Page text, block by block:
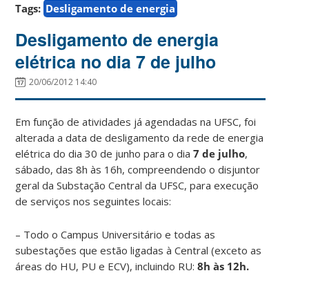
Tags: Desligamento de energia
Desligamento de energia
elétrica no dia 7 de julho
20/06/2012 14:40
Em função de atividades já agendadas na UFSC, foi
alterada a data de desligamento da rede de energia
elétrica do dia 30 de junho para o dia7 de julho,
sábado, das 8h às 16h, compreendendo o disjuntor
geral da Substação Central da UFSC, para execução
de serviços nos seguintes locais:
– Todo o Campus Universitário e todas as
subestações que estão ligadas à Central (exceto as
áreas do HU, PU e ECV), incluindo RU:8h às 12h.